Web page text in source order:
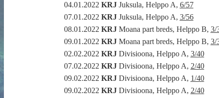
04.01.2022 KRJJuksula, Helppo A, 6/57
07.01.2022 KRJJuksula, Helppo A, 3/56
08.01.2022 KRJMoana part breds, Helppo B, 3/
09.01.2022 KRJMoana part breds, Helppo B, 3/
02.02.2022 KRJDivisioona, Helppo A, 3/40
07.02.2022 KRJDivisioona, Helppo A, 2/40
09.02.2022 KRJDivisioona, Helppo A, 1/40
09.02.2022 KRJDivisioona, Helppo A, 2/40